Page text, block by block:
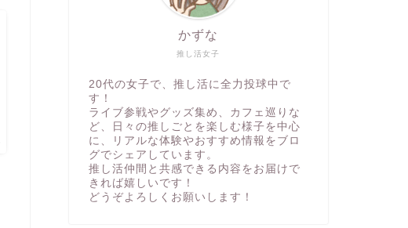
推し活女子
かずな
20代の女子で、推し活に全力投球中で
す！
ライブ参戦やグッズ集め、カフェ巡りな
ど、日々の推しごとを楽しむ様子を中心
に、リアルな体験やおすすめ情報をブロ
グでシェアしています。
推し活仲間と共感できる内容をお届けで
きれば嬉しいです！
どうぞよろしくお願いします！